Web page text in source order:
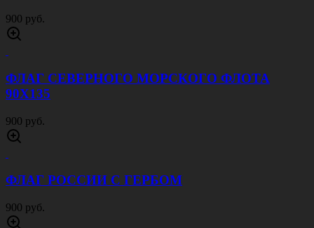
900 руб.
ФЛАГ СЕВЕРНОГО МОРСКОГО ФЛОТА
90Х135
900 руб.
ФЛАГ РОССИИ С ГЕРБОМ
900 руб.